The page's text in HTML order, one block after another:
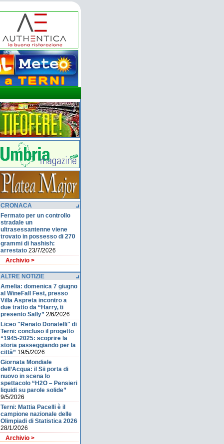
CRONACA
Fermato per un controllo
stradale un
ultrasessantenne viene
trovato in possesso di 270
grammi di hashish:
arrestato 23/7/2026
Archivio >
ALTRE NOTIZIE
Amelia: domenica 7 giugno
al WineFall Fest, presso
Villa Aspreta incontro a
due tratto da “Harry, ti
presento Sally” 2/6/2026
Liceo "Renato Donatelli" di
Terni: concluso il progetto
“1945-2025: scoprire la
storia passeggiando per la
città” 19/5/2026
Giornata Mondiale
dell’Acqua: il Sii porta di
nuovo in scena lo
spettacolo “H2O – Pensieri
liquidi su parole solide”
9/5/2026
Terni: Mattia Pacelli è il
campione nazionale delle
Olimpiadi di Statistica 2026
28/1/2026
Archivio >